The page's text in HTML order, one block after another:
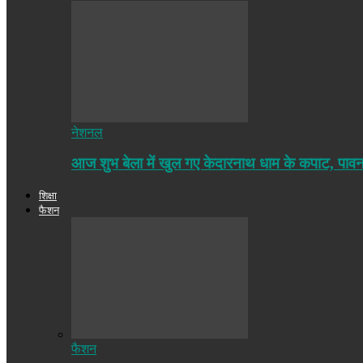
नेशनल
आज शुभ बेला में खुल गए केदारनाथ धाम के कपाट,
शिक्षा
फैशन
फैशन